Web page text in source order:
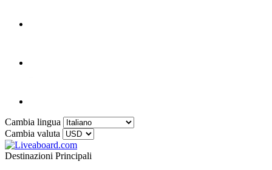
Cambia lingua
Cambia valuta
Destinazioni Principali